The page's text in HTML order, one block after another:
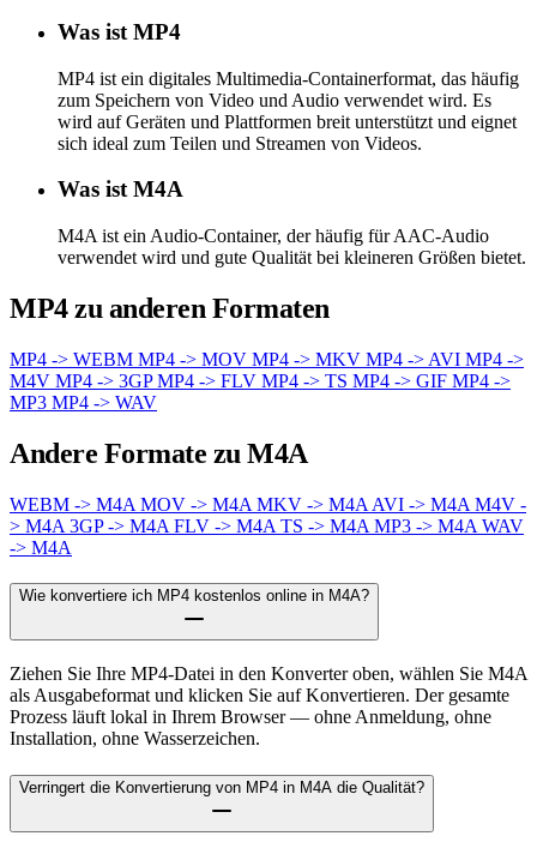
Was ist MP4
MP4 ist ein digitales Multimedia-Containerformat, das häufig
zum Speichern von Video und Audio verwendet wird. Es
wird auf Geräten und Plattformen breit unterstützt und eignet
sich ideal zum Teilen und Streamen von Videos.
Was ist M4A
M4A ist ein Audio-Container, der häufig für AAC-Audio
verwendet wird und gute Qualität bei kleineren Größen bietet.
MP4 zu anderen Formaten
MP4 -> WEBM MP4 -> MOV MP4 -> MKV MP4 -> AVI MP4 ->
M4V MP4 -> 3GPMP4 -> FLV MP4 -> TS MP4 -> GIF MP4 ->
MP3 MP4 -> WAV
Andere Formate zu M4A
WEBM -> M4A MOV -> M4A MKV -> M4A AVI -> M4A M4V -
> M4A 3GP -> M4A FLV -> M4A TS -> M4A MP3 -> M4A WAV
-> M4A
Wie konvertiere ich MP4 kostenlos online in M4A?
Ziehen Sie Ihre MP4-Datei in den Konverter oben, wählen Sie M4A
als Ausgabeformat und klicken Sie auf Konvertieren. Der gesamte
Prozess läuft lokal in Ihrem Browser — ohne Anmeldung, ohne
Installation, ohne Wasserzeichen.
Verringert die Konvertierung von MP4 in M4A die Qualität?